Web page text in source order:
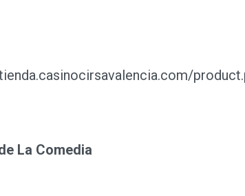
La Comedia